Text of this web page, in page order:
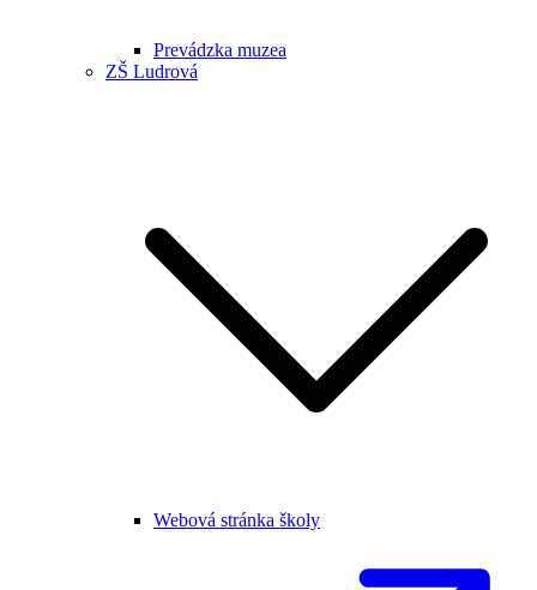
Prevádzka muzea
ZŠ Ludrová
Webová stránka školy